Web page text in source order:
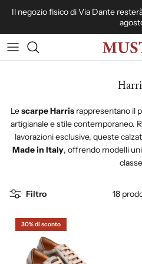
Passa ai contenuti
Il negozio fisico di Via Dante
Lescarpe Harrisrappresentano il
artigianale e stile contemporaneo.
lavorazioni esclusive, queste
Made in Italy, offrendo modelli
Filtro 18
30% di sconto